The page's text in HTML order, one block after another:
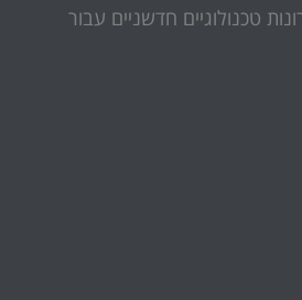
טכנולוגיים חדשניים עבור